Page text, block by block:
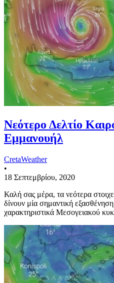
Νεότερο Δελτίο
Εμμανουήλ
CretaWeather
•
18 Σεπτεμβρίου, 2020
Καλή σας μέρα, τα νεότερα
δίνουν μία σημαντική
χαρακτηριστικά Μεσογειακού